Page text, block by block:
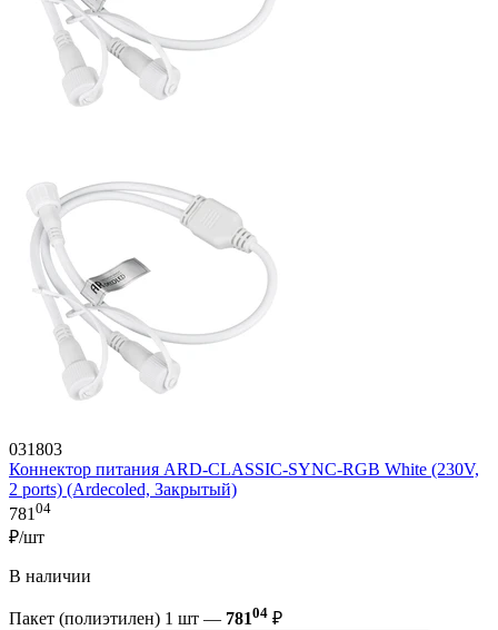
031803
Коннектор питания ARD-CLASSIC-SYNC-RGB White (230V,
2 ports) (Ardecoled, Закрытый)
781 04
₽/шт
В наличии
Пакет (полиэтилен) 1 шт — 78104 ₽